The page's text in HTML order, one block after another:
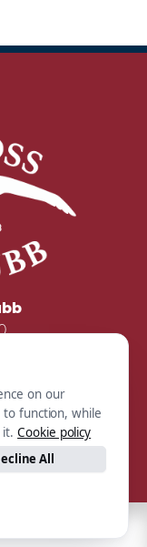
on our
function, while
it. Cookie policy
All